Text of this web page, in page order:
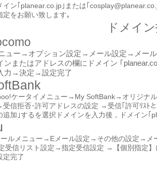
イン｢planear.co.jp｣または｢
定をお願い致します｡
ドメイ
ュー→オプション設定→メール設定→メー
ンまたはアドレスの欄にドメイン ｢
力→決定→設定完了
ケータイメニュー→My SoftBank→オリジナ
信拒否･許可アドレスの設定 →受信｢許可ﾘｽﾄ
追加｣するを選択ドメインを入力後，ドメイン｢
ールメニュー→Eメール設定→その他の設定→
受信リスト設定→指定受信設定 →【個別指定】
定完了